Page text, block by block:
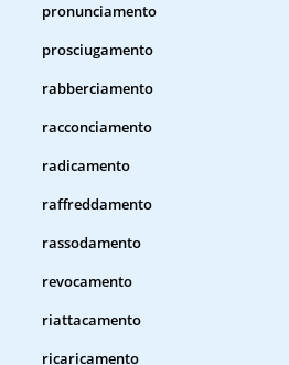
pronunciamento
prosciugamento
rabberciamento
racconciamento
radicamento
raffreddamento
rassodamento
revocamento
riattacamento
ricaricamento